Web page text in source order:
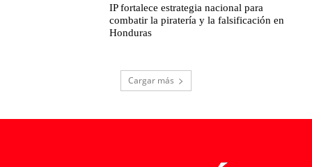
IP fortalece estrategia nacional para
combatir la piratería y la falsificación en
Honduras
Cargar más